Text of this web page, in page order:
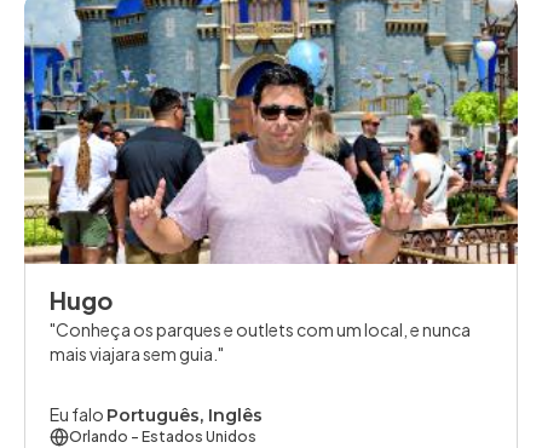
Hugo
Conheça os parques e outlets com um local, e nunca
mais viajara sem guia.
Eu falo Português, Inglês
Orlando - Estados Unidos